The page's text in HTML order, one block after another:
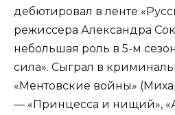
дебютировал в ленте
режиссёра Александра
небольшая роль в 5-м
сила». Сыграл в
«Ментовские войны»
— «Принцесса и нищий»,